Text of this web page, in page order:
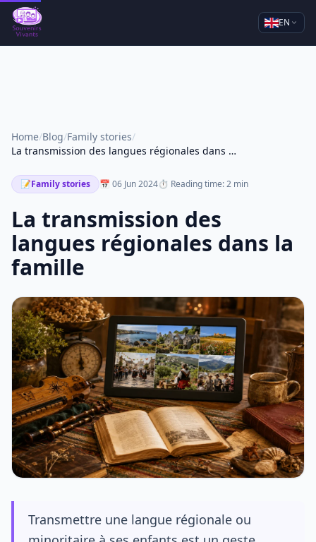
EN
Home/Blog/Family stories/
La transmission des langues régionales dans la famille
📝Family stories 📅 06 Jun 2024⏱ Reading time: 2 min
La transmission des
langues régionales dans la
famille
Transmettre une langue régionale ou